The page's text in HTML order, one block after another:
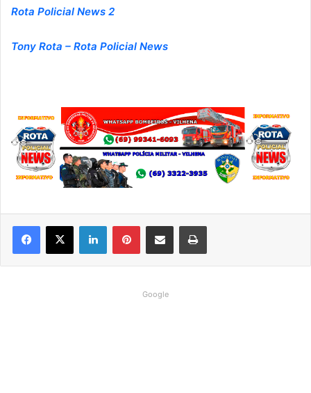
Rota Policial News 2
Tony Rota – Rota Policial News
Google